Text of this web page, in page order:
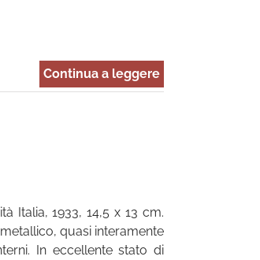
Continua a leggere
Italia, 1933, 14,5 x 13 cm.
quasi interamente
In eccellente stato di